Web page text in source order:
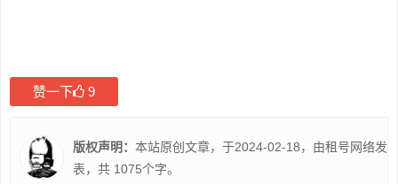
赞一下 9
版权声明： 本站原创文章，于2024-02-18，由租号网络发
表，共 1075个字。